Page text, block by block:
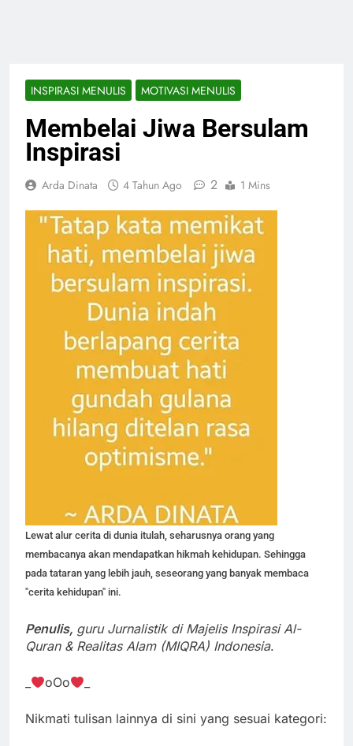
INSPIRASI MENULIS MOTIVASI MENULIS
Membelai Jiwa Bersulam
Inspirasi
Arda Dinata 4 Tahun Ago 2 1 Mins
Lewat alur cerita di dunia itulah, seharusnya orang yang
membacanya akan mendapatkan hikmah kehidupan. Sehingga
pada tataran yang lebih jauh, seseorang yang banyak membaca
"cerita kehidupan" ini.
Penulis, guru Jurnalistik di Majelis Inspirasi Al-
Quran & Realitas Alam (MIQRA) Indonesia.
oOo
Nikmati tulisan lainnya di sini yang sesuai kategori: